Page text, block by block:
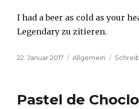
I had a beer as cold as your
Legendary zu zitieren.
Veröffentlicht
22. Januar 2017 Kategorien
Allgemein
Pastel de Choclo